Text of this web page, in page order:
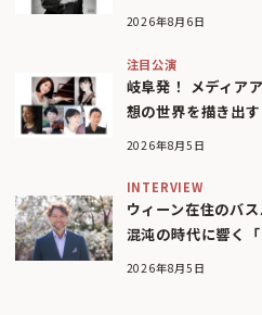
2026年8月6日
注目公演
岐阜発！ メディア
想の世界を描き出
2026年8月5日
INTERVIEW
ウィーン在住のバ
混沌の時代に響く「
2026年8月5日